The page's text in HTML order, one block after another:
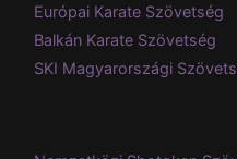
Európai Karate Szövetség
Balkán Karate Szövetség
SKI Magyarországi